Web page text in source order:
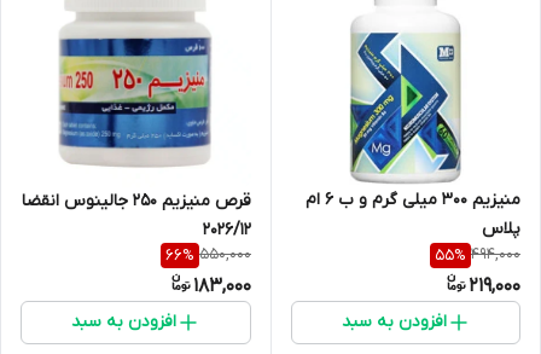
منیزیم 300 میلی گرم و ب 6 ام
پلاس
494,000
55%
219,000
افزودن به سبد
قرص منیزیم 250 جالینوس انقضا
2026/12
550,000
66%
183,000
افزودن به سبد